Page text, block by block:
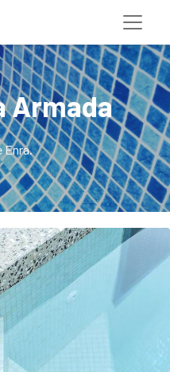
Armada
Enra.